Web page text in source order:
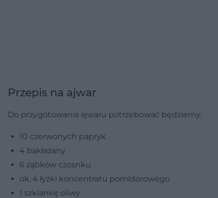
Przepis na ajwar
Do przygotowania ajwaru potrzebować będziemy:
10 czerwonych papryk
4 bakłażany
6 ząbków czosnku
ok. 4 łyżki koncentratu pomidorowego
1 szklankę oliwy